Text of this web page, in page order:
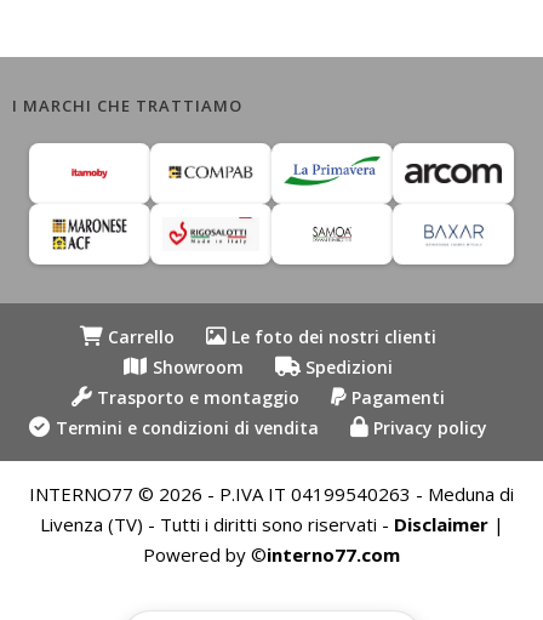
I MARCHI CHE TRATTIAMO
Carrello
Le foto dei nostri clienti
Showroom
Spedizioni
Trasporto e montaggio
Pagamenti
Termini e condizioni di vendita
Privacy policy
INTERNO77 © 2026 - P.IVA IT 04199540263 - Meduna di
Livenza (TV) - Tutti i diritti sono riservati - Disclaimer|
Powered by ©interno77.com